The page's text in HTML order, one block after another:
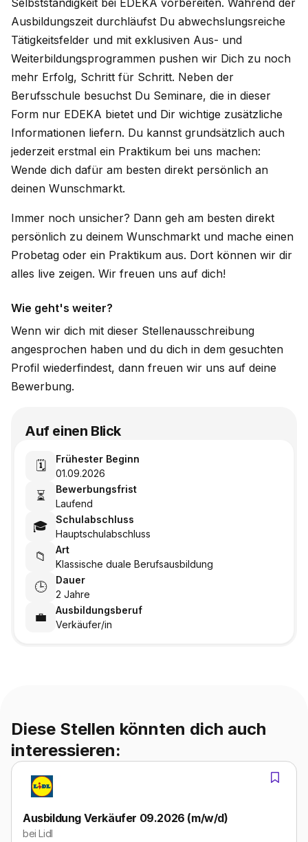
Selbstständigkeit bei EDEKA vorbereiten. Während der
Ausbildungszeit durchläufst Du abwechslungsreiche
Tätigkeitsfelder und mit exklusiven Aus- und
Weiterbildungsprogrammen pushen wir Dich zu noch
mehr Erfolg, Schritt für Schritt. Neben der
Berufsschule besuchst Du Seminare, die in dieser
Form nur EDEKA bietet und Dir wichtige zusätzliche
Informationen liefern. Du kannst grundsätzlich auch
jederzeit erstmal ein Praktikum bei uns machen:
Wende dich dafür am besten direkt persönlich an
deinen Wunschmarkt.
Immer noch unsicher? Dann geh am besten direkt
persönlich zu deinem Wunschmarkt und mache einen
Probetag oder ein Praktikum aus. Dort können wir dir
alles live zeigen. Wir freuen uns auf dich!
Wie geht's weiter?
Wenn wir dich mit dieser Stellenausschreibung
angesprochen haben und du dich in dem gesuchten
Profil wiederfindest, dann freuen wir uns auf deine
Bewerbung.
Auf einen Blick
🗓️
Frühester Beginn
01.09.2026
⏳
Bewerbungsfrist
Laufend
🎓
Schulabschluss
Hauptschulabschluss
📁
Art
Klassische duale Berufsausbildung
🕒
Dauer
2 Jahre
💼
Ausbildungsberuf
Verkäufer/in
Diese Stellen könnten dich auch
interessieren:
Ausbildung Verkäufer 09.2026 (m/w/d)
beiLidl